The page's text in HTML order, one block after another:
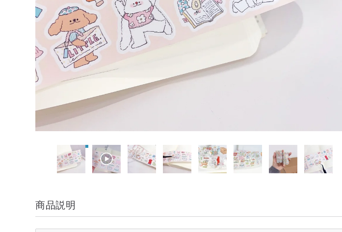
商品説明